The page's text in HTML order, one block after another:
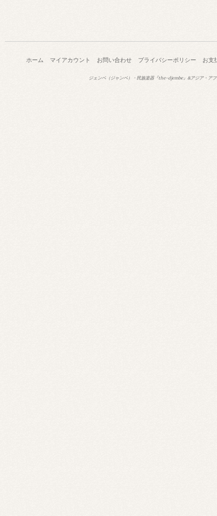
ホーム マイアカウント お問い合わせ プライバシーポリシー お支
ジェンベ（ジャンベ）・民族楽器『the-djembe』&アジア・ア